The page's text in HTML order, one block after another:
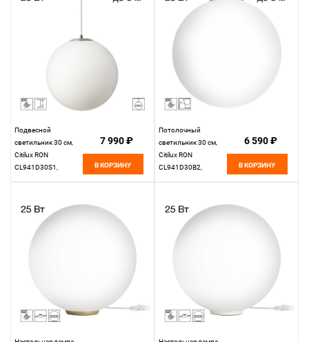
Подвесной
светильник 30 см,
Citilux RON
CL941D30S1,
7 990 ₽
В КОРЗИНУ
Потолочный
светильник 30 см,
Citilux RON
CL941D30B2,
6 590 ₽
В КОРЗИНУ